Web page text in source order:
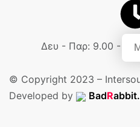
Δευ - Παρ: 9.00 -
© Copyright 2023 –
Developed by
BadR